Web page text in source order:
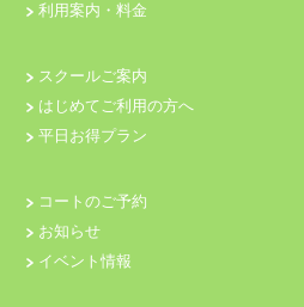
利用案内・料金
スクールご案内
はじめてご利用の方へ
平日お得プラン
コートのご予約
お知らせ
イベント情報